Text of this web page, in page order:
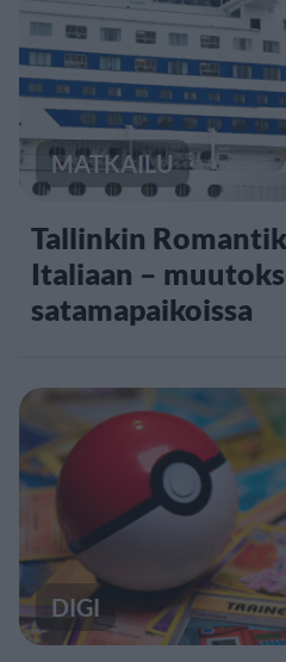
MATKAILU
Tallinkin
Italiaan –
satamapaikoissa
DIGI